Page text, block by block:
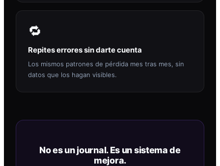
🔁
Repites errores sin darte cuenta
Los mismos patrones de pérdida mes tras mes, sin
datos que los hagan visibles.
No es un journal. Es un sistema de
mejora.